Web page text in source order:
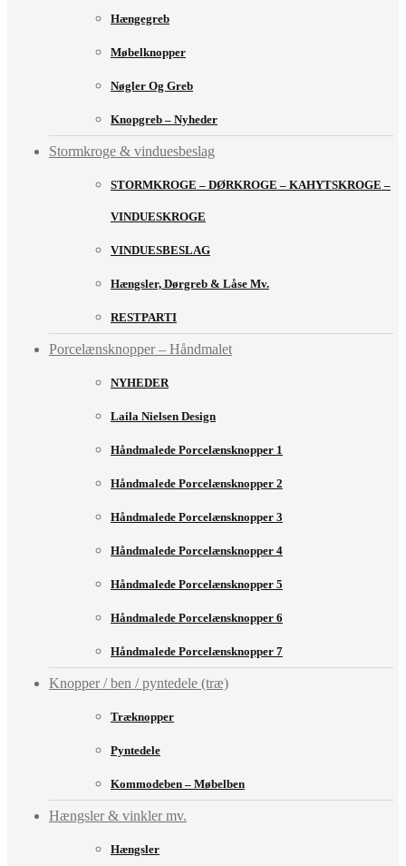
Hængegreb
Møbelknopper
Nøgler Og Greb
Knopgreb – Nyheder
Stormkroge & vinduesbeslag
STORMKROGE – DØRKROGE – KAHYTSKROGE –
VINDUESKROGE
VINDUESBESLAG
Hængsler, Dørgreb & Låse Mv.
RESTPARTI
Porcelænsknopper – Håndmalet
NYHEDER
Laila Nielsen Design
Håndmalede Porcelænsknopper 1
Håndmalede Porcelænsknopper 2
Håndmalede Porcelænsknopper 3
Håndmalede Porcelænsknopper 4
Håndmalede Porcelænsknopper 5
Håndmalede Porcelænsknopper 6
Håndmalede Porcelænsknopper 7
Knopper / ben / pyntedele (træ)
Træknopper
Pyntedele
Kommodeben – Møbelben
Hængsler & vinkler mv.
Hængsler